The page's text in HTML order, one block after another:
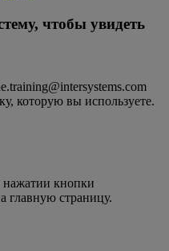
чтобы увидеть
которую вы используете.
кнопки
страницу.